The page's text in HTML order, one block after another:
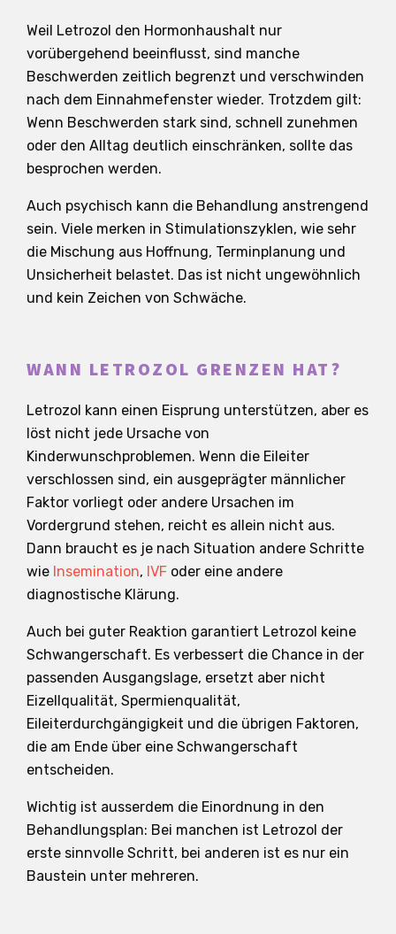
Weil Letrozol den Hormonhaushalt nur
vorübergehend beeinflusst, sind manche
Beschwerden zeitlich begrenzt und verschwinden
nach dem Einnahmefenster wieder. Trotzdem gilt:
Wenn Beschwerden stark sind, schnell zunehmen
oder den Alltag deutlich einschränken, sollte das
besprochen werden.
Auch psychisch kann die Behandlung anstrengend
sein. Viele merken in Stimulationszyklen, wie sehr
die Mischung aus Hoffnung, Terminplanung und
Unsicherheit belastet. Das ist nicht ungewöhnlich
und kein Zeichen von Schwäche.
WANN LETROZOL GRENZEN HAT?
Letrozol kann einen Eisprung unterstützen, aber es
löst nicht jede Ursache von
Kinderwunschproblemen. Wenn die Eileiter
verschlossen sind, ein ausgeprägter männlicher
Faktor vorliegt oder andere Ursachen im
Vordergrund stehen, reicht es allein nicht aus.
Dann braucht es je nach Situation andere Schritte
wie Insemination, IVF oder eine andere
diagnostische Klärung.
Auch bei guter Reaktion garantiert Letrozol keine
Schwangerschaft. Es verbessert die Chance in der
passenden Ausgangslage, ersetzt aber nicht
Eizellqualität, Spermienqualität,
Eileiterdurchgängigkeit und die übrigen Faktoren,
die am Ende über eine Schwangerschaft
entscheiden.
Wichtig ist ausserdem die Einordnung in den
Behandlungsplan: Bei manchen ist Letrozol der
erste sinnvolle Schritt, bei anderen ist es nur ein
Baustein unter mehreren.